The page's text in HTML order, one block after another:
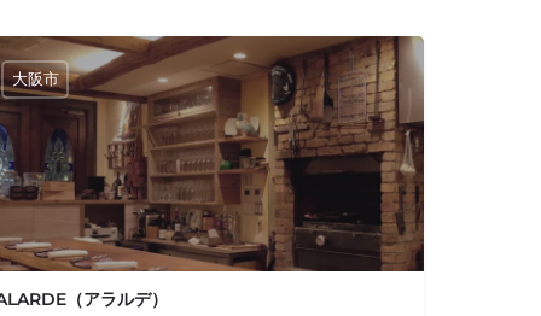
（アラルデ）
大阪市